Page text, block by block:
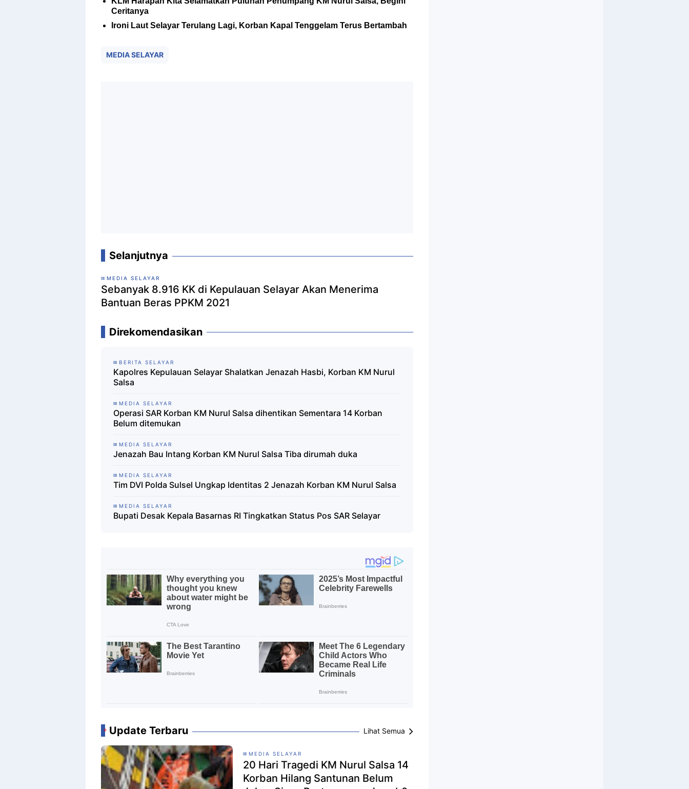
Ceritanya
Ironi Laut Selayar Terulang Lagi, Korban Kapal Tenggelam Terus Bertambah
MEDIA SELAYAR
Selanjutnya
MEDIA SELAYAR
Sebanyak 8.916 KK di Kepulauan Selayar Akan Menerima
Bantuan Beras PPKM 2021
Direkomendasikan
BERITA SELAYAR
Kapolres Kepulauan Selayar Shalatkan Jenazah Hasbi, Korban KM Nurul
Salsa
MEDIA SELAYAR
Operasi SAR Korban KM Nurul Salsa dihentikan Sementara 14 Korban
Belum ditemukan
MEDIA SELAYAR
Jenazah Bau Intang Korban KM Nurul Salsa Tiba dirumah duka
MEDIA SELAYAR
Tim DVI Polda Sulsel Ungkap Identitas 2 Jenazah Korban KM Nurul Salsa
MEDIA SELAYAR
Bupati Desak Kepala Basarnas RI Tingkatkan Status Pos SAR Selayar
Update Terbaru Lihat Semua
MEDIA SELAYAR
20 Hari Tragedi KM Nurul Salsa 14
Korban Hilang Santunan Belum